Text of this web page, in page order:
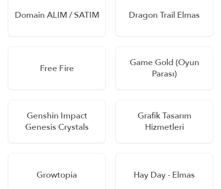
Domain ALIM / SATIM Dragon Trail Elmas
Free Fire
Game Gold (Oyun
Parası)
Genshin Impact
Genesis Crystals
Grafik Tasarım
Hizmetleri
Growtopia Hay Day - Elmas